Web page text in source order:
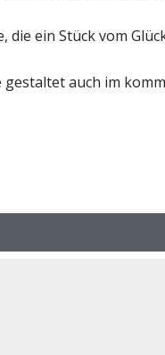
ein Stück vom
auch im